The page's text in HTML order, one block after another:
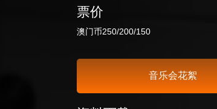
票价
澳门币250/200/150
音乐会花絮